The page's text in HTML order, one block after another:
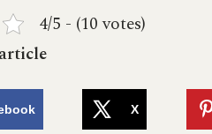
4/5 - (10 votes)
X